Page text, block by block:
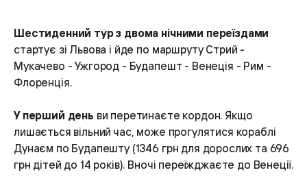
Шестиденний тур з двома нічними переїздами
стартує зі Львова і йде по маршруту Стрий -
Мукачево - Ужгород - Будапешт - Венеція - Рим -
Флоренція.
У перший день ви перетинаєте кордон. Якщо
лишається вільний час, може прогулятися кораблі
Дунаєм по Будапешту (1346 грн для дорослих та 696
грн дітей до 14 років). Вночі переїжджаєте до Венеції.